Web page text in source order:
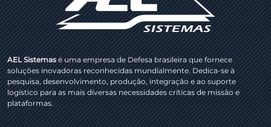
AEL Sistemasé uma empresa de Defesa brasileira que fornece
soluções inovadoras reconhecidas mundialmente. Dedica-se à
pesquisa, desenvolvimento, produção, integração e ao suporte
logístico para as mais diversas necessidades críticas de missão e
plataformas.